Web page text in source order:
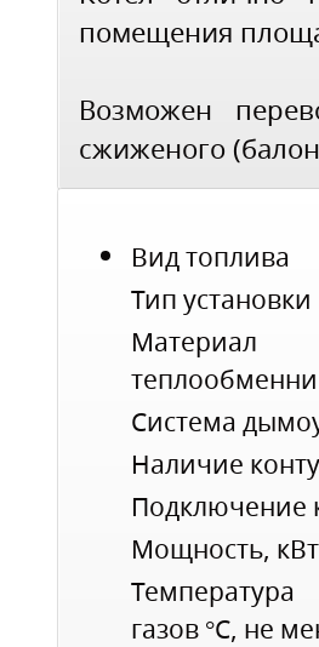
помещения
Возможен
сжиженого
Вид топлива
Тип установки
Материал
Система
Наличие
Подключение
Мощность, кВт
газов °С, не